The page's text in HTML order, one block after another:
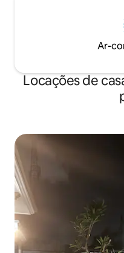
Ar-
Locações de